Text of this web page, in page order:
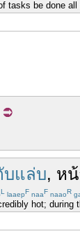
tasks be done
บแล่บ, ห
L laaepF naaF naaoR
hot; during